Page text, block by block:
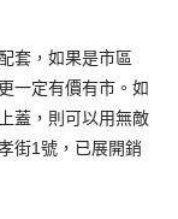
套，如果是市區
一定有價有市。如
蓋，則可以用無敵
街1號，已展開銷